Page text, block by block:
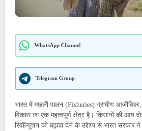
WhatsApp Channel
Telegram Group
भारत में मछली पालन (Fisheries) ग्रामीण
विकास का एक महत्वपूर्ण क्षेत्र है। किसानों की आय
रिवॉल्यूशन को बढ़ावा देने के उद्देश्य से भारत सरकार ने